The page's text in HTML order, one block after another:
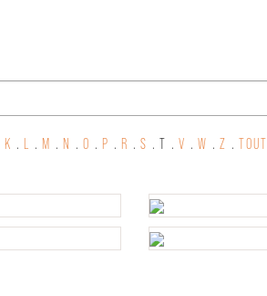
K . . M . N . O . P . R . S . T . V . W . Z . TOUT